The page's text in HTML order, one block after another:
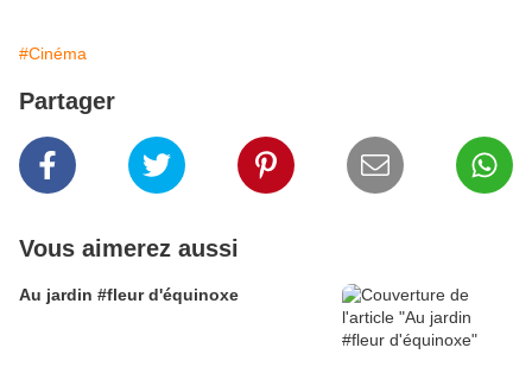
#Cinéma
Partager
Vous aimerez aussi
Au jardin #fleur d'équinoxe